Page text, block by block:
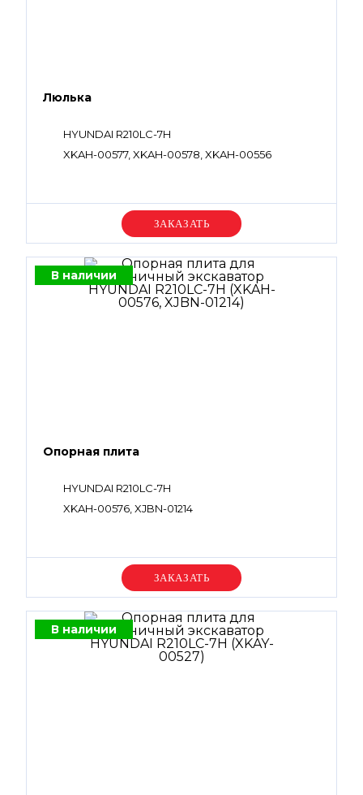
Люлька
HYUNDAI R210LC-7H
XKAH-00577, XKAH-00578, XKAH-00556
Уточняйте цену
В наличии
Опорная плита
HYUNDAI R210LC-7H
XKAH-00576, XJBN-01214
Уточняйте цену
В наличии